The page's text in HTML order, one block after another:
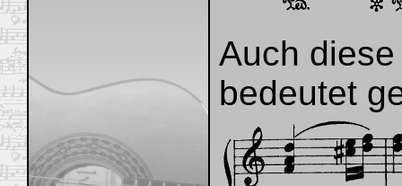
Auch
bedeutet